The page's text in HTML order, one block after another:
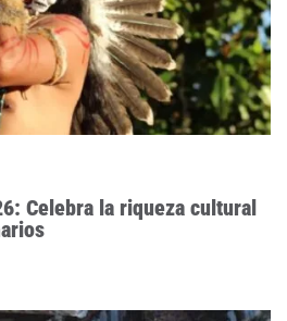
Celebra la riqueza cultural